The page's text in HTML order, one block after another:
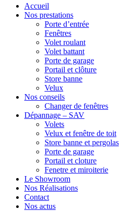
Accueil
Nos prestations
Porte d’entrée
Fenêtres
Volet roulant
Volet battant
Porte de garage
Portail et clôture
Store banne
Velux
Nos conseils
Changer de fenêtres
Dépannage – SAV
Volets
Velux et fenêtre de toit
Store banne et pergolas
Porte de garage
Portail et cloture
Fenetre et miroiterie
Le Showroom
Nos Réalisations
Contact
Nos actus